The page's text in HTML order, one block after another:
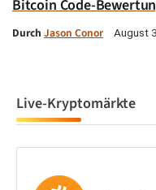
Bitcoin Code-
Durch Jason Conor August
Live-Kryptomärkte